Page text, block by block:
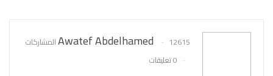
Awatef Abdelhamed
12615 المشاركات
0 تعليقات